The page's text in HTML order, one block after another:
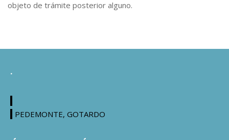
objeto de trámite posterior alguno.
.
PEDEMONTE, GOTARDO